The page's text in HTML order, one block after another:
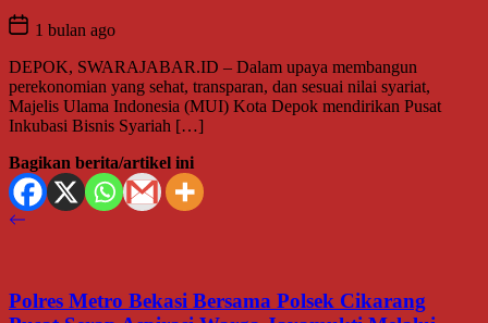
1 bulan ago
DEPOK, SWARAJABAR.ID – Dalam upaya membangun
perekonomian yang sehat, transparan, dan sesuai nilai syariat,
Majelis Ulama Indonesia (MUI) Kota Depok mendirikan Pusat
Inkubasi Bisnis Syariah […]
Bagikan berita/artikel ini
Polres Metro Bekasi Bersama Polsek Cikarang